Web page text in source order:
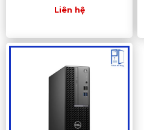
Liên hệ